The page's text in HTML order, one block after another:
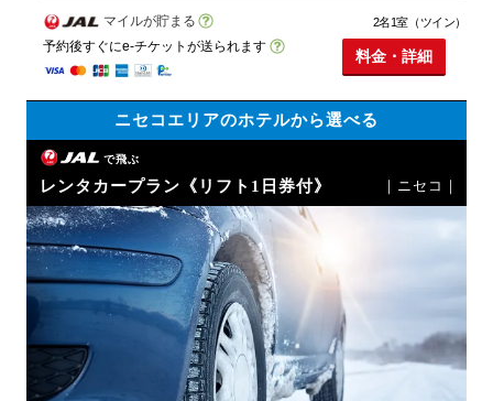
マイルが貯まる
予約後すぐにe-チケットが送られます
2名1室（ツイン）
料金・詳細
ニセコエリアのホテルから選べる
で飛ぶ
レンタカープラン《リフト1日券付》 ｜ニセコ｜